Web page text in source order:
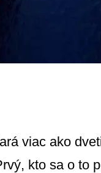
viac ako
kto sa o to